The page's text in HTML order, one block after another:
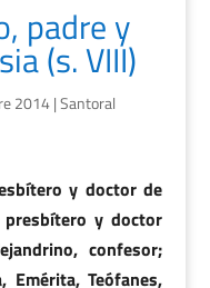
padre y
(s. VIII)
2014|Santoral
y doctor de
presbítero y doctor
confesor;
Emérita, Teófanes,